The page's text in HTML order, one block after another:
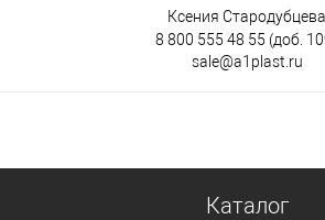
Ксения Стародубцева
8 800 555 48 55 (доб.
sale@a1plast.ru
Каталог